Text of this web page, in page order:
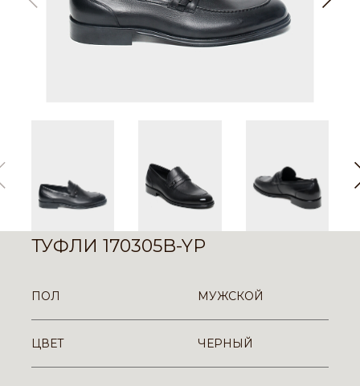
ТУФЛИ 170305B-YP
ПОЛ МУЖСКОЙ
ЦВЕТ ЧЕРНЫЙ